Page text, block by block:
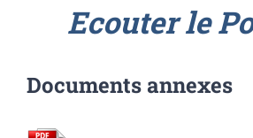
Ecouter le
Documents annexes